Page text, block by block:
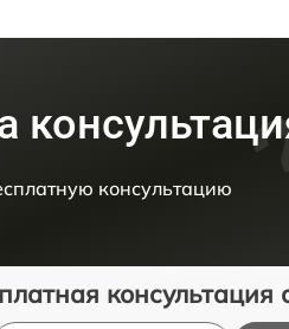
консультацию
консультация